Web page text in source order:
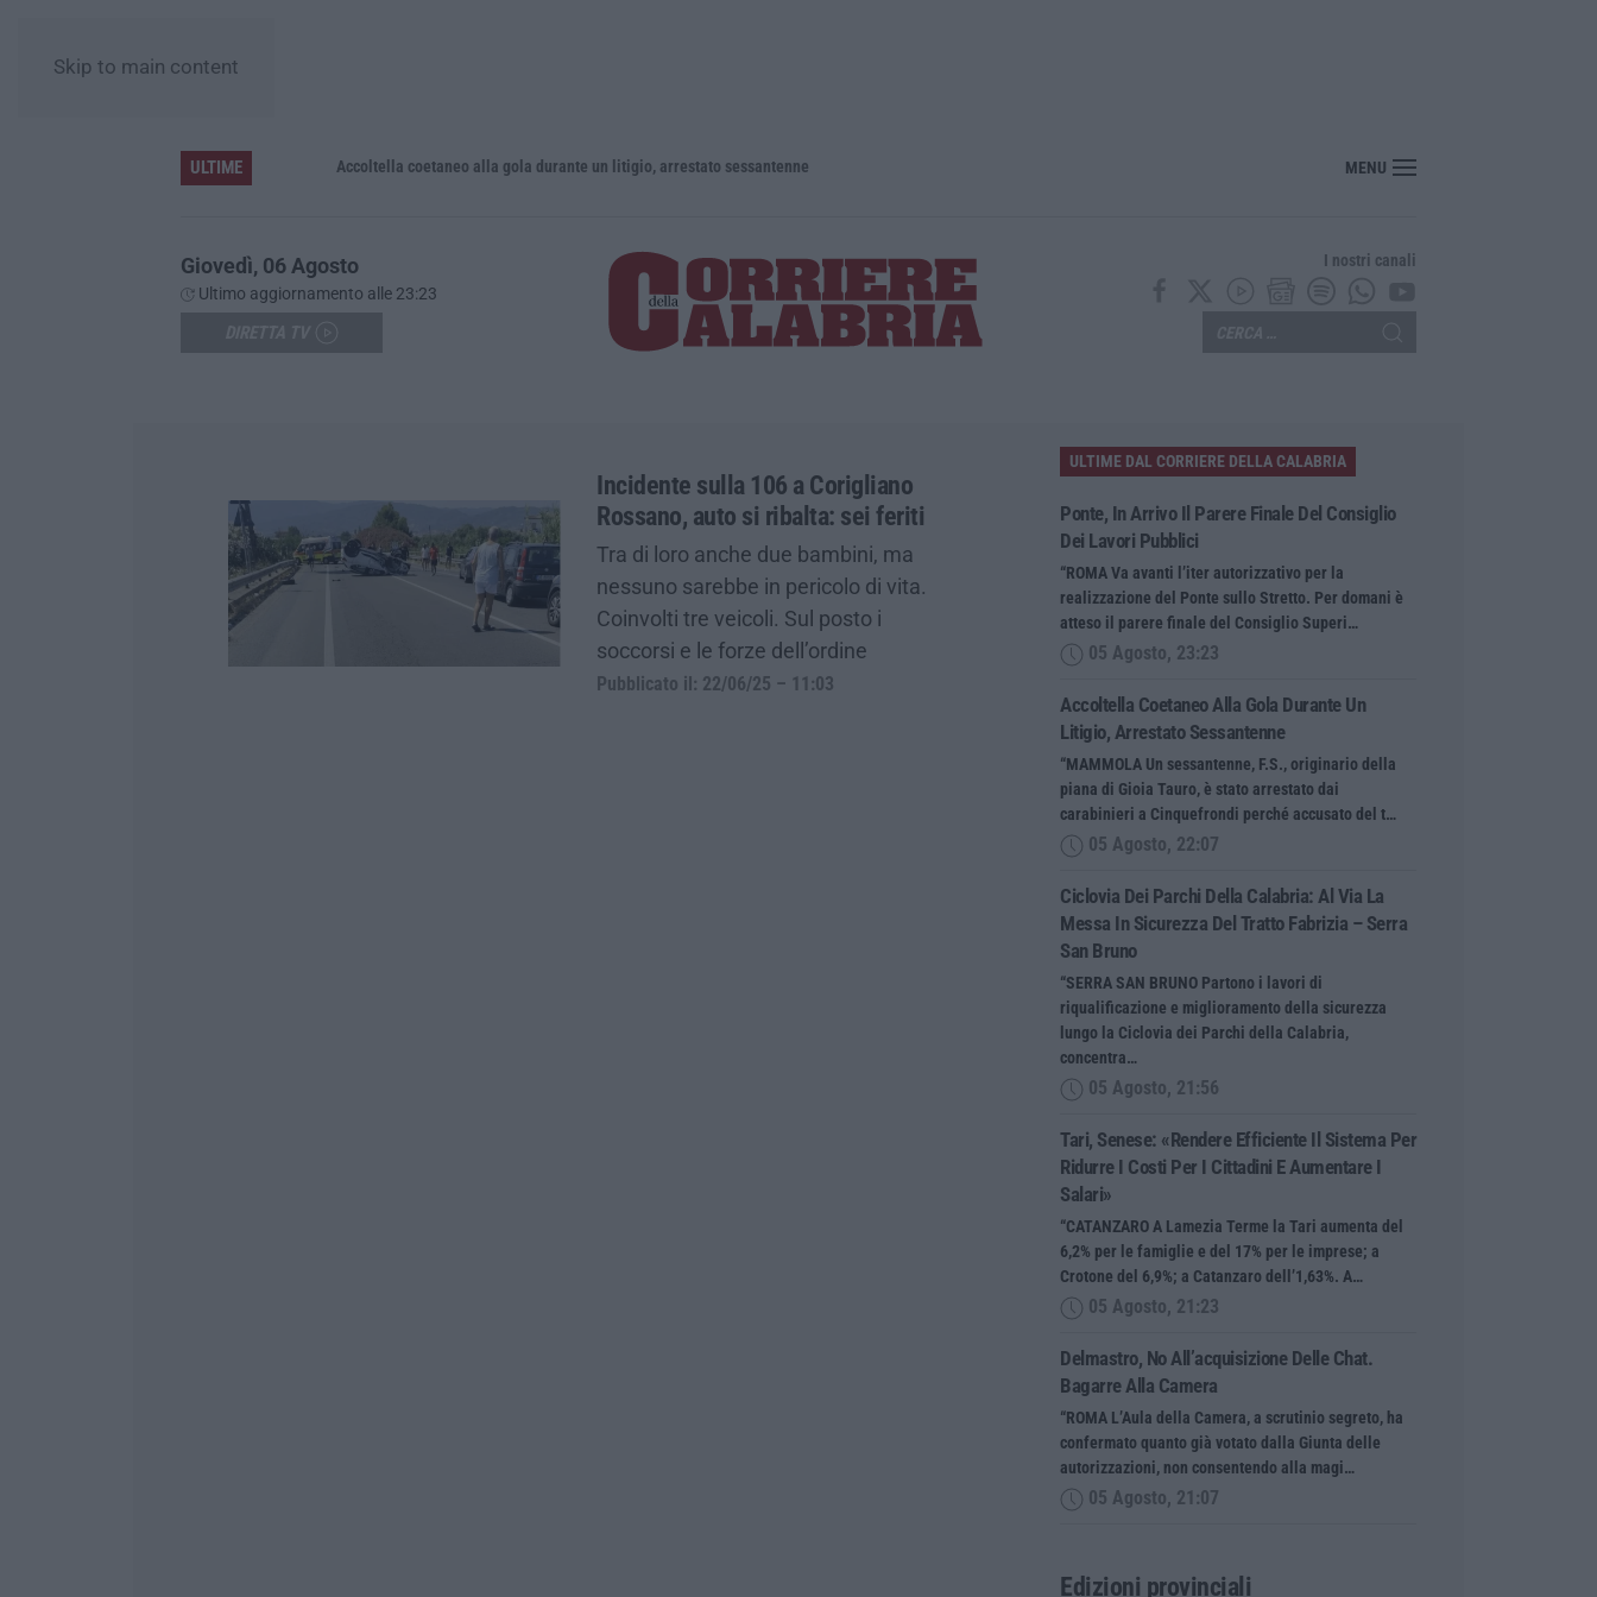
Skip to main content
ULTIME Accoltella coetaneo alla gola durante un litigio, arrestato sessantenne MENU
Giovedì, 06 Agosto
Ultimo aggiornamento alle 23:23
I nostri canali
Incidente sulla 106 a Corigliano
Rossano, auto si ribalta: sei feriti
Tra di loro anche due bambini, ma
nessuno sarebbe in pericolo di vita.
Coinvolti tre veicoli. Sul posto i
soccorsi e le forze dell’ordine
Pubblicato il: 22/06/25 – 11:03
ULTIME DAL CORRIERE DELLA CALABRIA
Ponte, In Arrivo Il Parere Finale Del Consiglio
Dei Lavori Pubblici
“ROMA Va avanti l’iter autorizzativo per la
realizzazione del Ponte sullo Stretto. Per domani è
atteso il parere finale del Consiglio Superi…
05 Agosto, 23:23
Accoltella Coetaneo Alla Gola Durante Un
Litigio, Arrestato Sessantenne
“MAMMOLA Un sessantenne, F.S., originario della
piana di Gioia Tauro, è stato arrestato dai
carabinieri a Cinquefrondi perché accusato del t…
05 Agosto, 22:07
Ciclovia Dei Parchi Della Calabria: Al Via La
Messa In Sicurezza Del Tratto Fabrizia – Serra
San Bruno
“SERRA SAN BRUNO Partono i lavori di
riqualificazione e miglioramento della sicurezza
lungo la Ciclovia dei Parchi della Calabria,
concentra…
05 Agosto, 21:56
Tari, Senese: «Rendere Efficiente Il Sistema Per
Ridurre I Costi Per I Cittadini E Aumentare I
Salari»
“CATANZARO A Lamezia Terme la Tari aumenta del
6,2% per le famiglie e del 17% per le imprese; a
Crotone del 6,9%; a Catanzaro dell’1,63%. A…
05 Agosto, 21:23
Delmastro, No All’acquisizione Delle Chat.
Bagarre Alla Camera
“ROMA L’Aula della Camera, a scrutinio segreto, ha
confermato quanto già votato dalla Giunta delle
autorizzazioni, non consentendo alla magi…
05 Agosto, 21:07
Edizioni provinciali